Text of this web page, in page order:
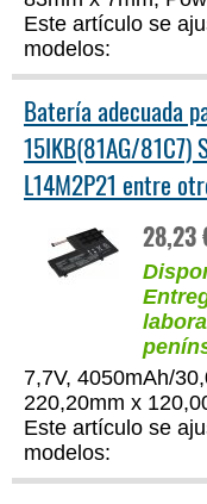
Este artículo se
modelos:
Batería adecuada
15IKB(81AG/81C7)
L14M2P21 entre
28,23
7,7V, 4050mAh/
220,20mm x
Este artículo se
modelos: